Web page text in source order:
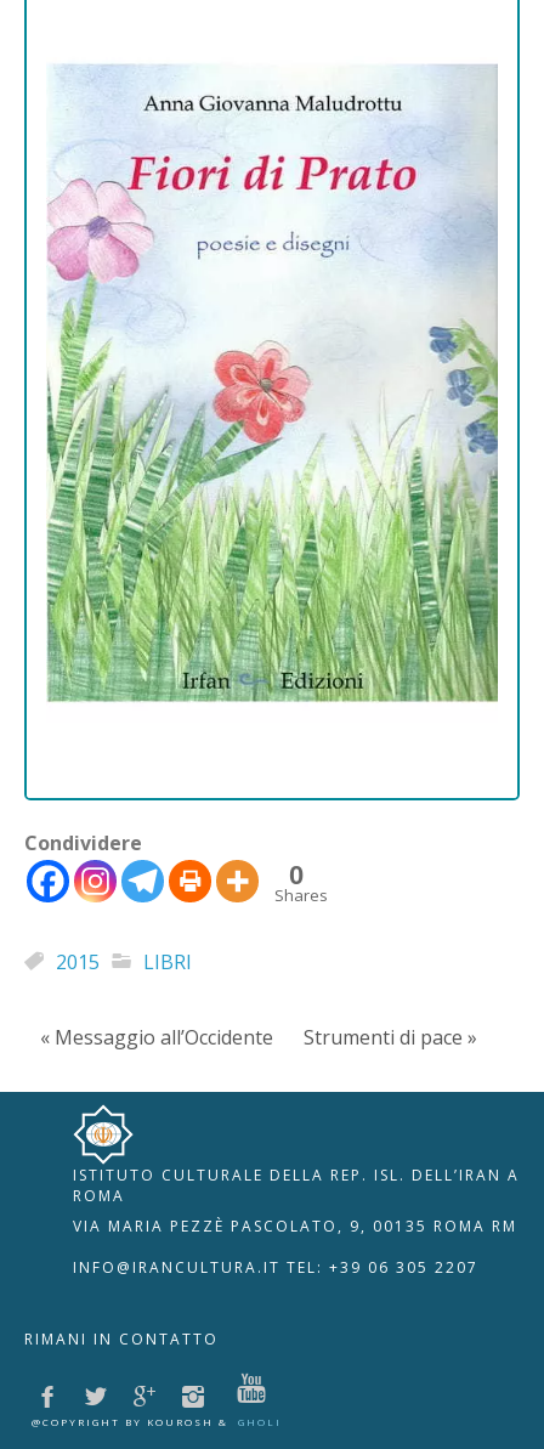
Condividere
0
Shares
2015 LIBRI
« Messaggio all’Occidente Strumenti di pace »
ISTITUTO CULTURALE DELLA REP. ISL. DELL’IRAN A
ROMA
VIA MARIA PEZZÈ PASCOLATO, 9, 00135 ROMA RM
INFO@IRANCULTURA.IT TEL: +39 06 305 2207
RIMANI IN CONTATTO
@COPYRIGHT BY KOUROSH & GHOLI
RIPRISTINA 🇮🇹 🇬🇧
Disattiva Immagini
Evidenzia Link